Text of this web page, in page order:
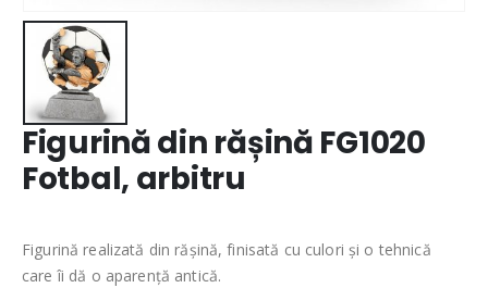
Figurină din rășină FG1020
Fotbal, arbitru
Figurină realizată din rășină, finisată cu culori și o tehnică
care îi dă o aparență antică.